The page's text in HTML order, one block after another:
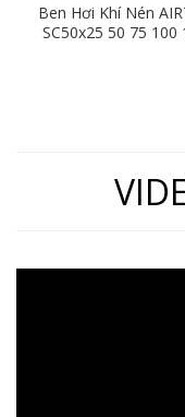
Ben Hơi Khí Nén
SC50x25 50 75 100